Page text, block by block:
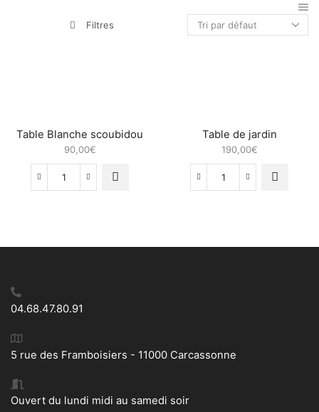
Filtres
Table Blanche scoubidou
90,00€
quantité
Table de jardin
190,00€
quantité
04.68.47.80.91
5 rue des Framboisiers - 11000 Carcassonne
Ouvert du lundi midi au samedi soir